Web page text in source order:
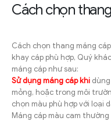
Cách chọn
Cách chọn thang máng
khay cáp phù hợp, Quý
máng cáp như sau:
Sử dụng máng cáp khi
mỏng, hoặc trong môi
chọn màu phù hợp với loại
Máng cáp màu cam